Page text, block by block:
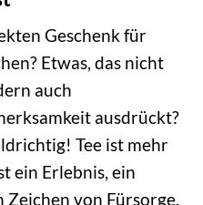
Geschenk für
Etwas, das nicht
auch
ausdrückt?
Tee ist mehr
ein Erlebnis, ein
von Fürsorge.